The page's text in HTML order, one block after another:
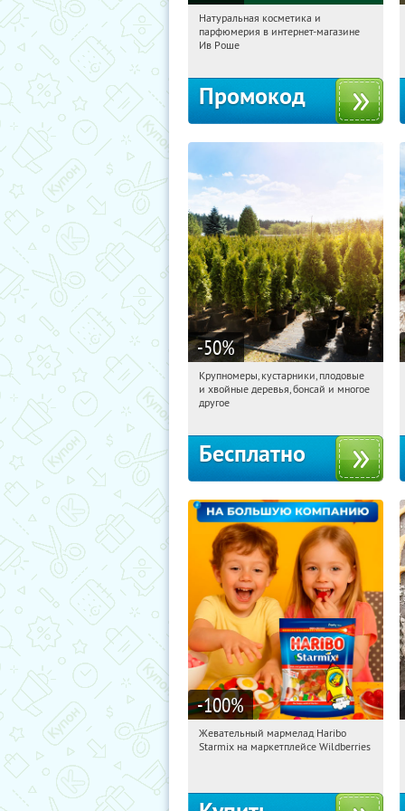
10:05:12 Получили:
Россия
Натуральная косметика и
парфюмерия в интернет-магазине
Ив Роше
Промокод
-50%
10:05:12 Получили:28
Москва, Рябиновая улица, 17
Крупномеры, кустарники, плодовые
и хвойные деревья, бонсай и многое
другое
Бесплатно
-100%
10:05:12 Получили:
Жевательный мармелад Haribo
Starmix на маркетплейсе Wildberries